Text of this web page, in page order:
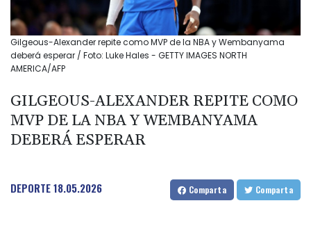
Gilgeous-Alexander repite como MVP de la NBA y Wembanyama
deberá esperar / Foto: Luke Hales - GETTY IMAGES NORTH
AMERICA/AFP
GILGEOUS-ALEXANDER REPITE COMO
MVP DE LA NBA Y WEMBANYAMA
DEBERÁ ESPERAR
DEPORTE18.05.2026 Comparta Comparta